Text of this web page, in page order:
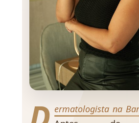
ermatologista na